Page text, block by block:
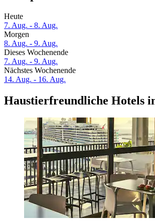
Heute
7. Aug. - 8. Aug.
Morgen
8. Aug. - 9. Aug.
Dieses Wochenende
7. Aug. - 9. Aug.
Nächstes Wochenende
14. Aug. - 16. Aug.
Haustierfreundliche Hotels